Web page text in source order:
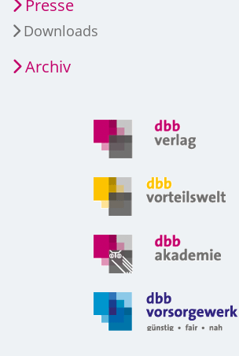
Presse
Downloads
Archiv